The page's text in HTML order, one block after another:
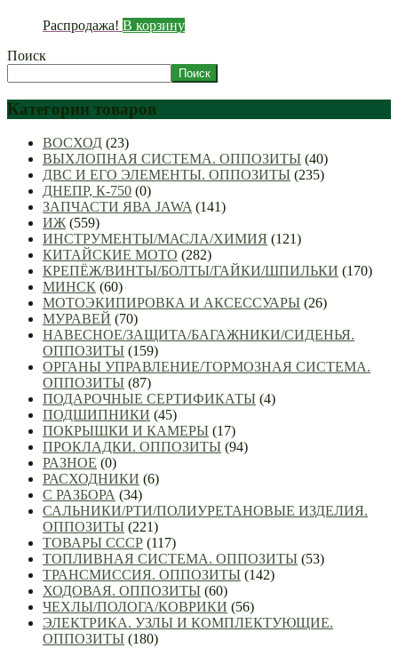
Распродажа! В корзину
Поиск
Поиск
Категории товаров
ВОСХОД (23)
ВЫХЛОПНАЯ СИСТЕМА. ОППОЗИТЫ (40)
ДВС И ЕГО ЭЛЕМЕНТЫ. ОППОЗИТЫ (235)
ДНЕПР, К-750 (0)
ЗАПЧАСТИ ЯВА JAWA (141)
ИЖ (559)
ИНСТРУМЕНТЫ/МАСЛА/ХИМИЯ (121)
КИТАЙСКИЕ МОТО (282)
КРЕПЁЖ/ВИНТЫ/БОЛТЫ/ГАЙКИ/ШПИЛЬКИ (170)
МИНСК (60)
МОТОЭКИПИРОВКА И АКСЕССУАРЫ (26)
МУРАВЕЙ (70)
НАВЕСНОЕ/ЗАЩИТА/БАГАЖНИКИ/СИДЕНЬЯ.
ОППОЗИТЫ (159)
ОРГАНЫ УПРАВЛЕНИЕ/ТОРМОЗНАЯ СИСТЕМА.
ОППОЗИТЫ (87)
ПОДАРОЧНЫЕ СЕРТИФИКАТЫ (4)
ПОДШИПНИКИ (45)
ПОКРЫШКИ И КАМЕРЫ (17)
ПРОКЛАДКИ. ОППОЗИТЫ (94)
РАЗНОЕ (0)
РАСХОДНИКИ (6)
С РАЗБОРА (34)
САЛЬНИКИ/РТИ/ПОЛИУРЕТАНОВЫЕ ИЗДЕЛИЯ.
ОППОЗИТЫ (221)
ТОВАРЫ СССР (117)
ТОПЛИВНАЯ СИСТЕМА. ОППОЗИТЫ (53)
ТРАНСМИССИЯ. ОППОЗИТЫ (142)
ХОДОВАЯ. ОППОЗИТЫ (60)
ЧЕХЛЫ/ПОЛОГА/КОВРИКИ (56)
ЭЛЕКТРИКА. УЗЛЫ И КОМПЛЕКТУЮЩИЕ.
ОППОЗИТЫ (180)